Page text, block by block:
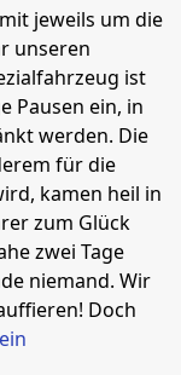
jeweils um die
unseren
ist
Pausen ein, in
werden. Die
für die
kamen heil in
zum Glück
zwei Tage
niemand. Wir
Doch